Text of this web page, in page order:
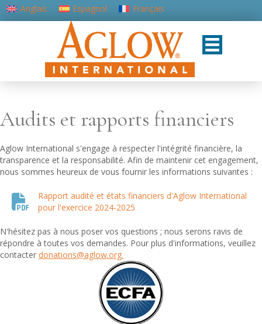
Anglais Espagnol
Français
Portugais - du Portugal
Audits et rapports financiers
Aglow International s'engage à respecter l'intégrité financière, la
transparence et la responsabilité. Afin de maintenir cet engagement,
nous sommes heureux de vous fournir les informations suivantes :
Rapport audité et états financiers d'Aglow International
pour l'exercice 2024-2025
N'hésitez pas à nous poser vos questions ; nous serons ravis de
répondre à toutes vos demandes. Pour plus d'informations, veuillez
contacter donations@aglow.org.